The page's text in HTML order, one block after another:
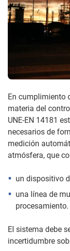
En cumplimiento
materia del
UNE-EN 14181
necesarios de
medición
atmósfera, que
un dispositivo
una línea de
procesamiento.
El sistema debe
incertidumbre